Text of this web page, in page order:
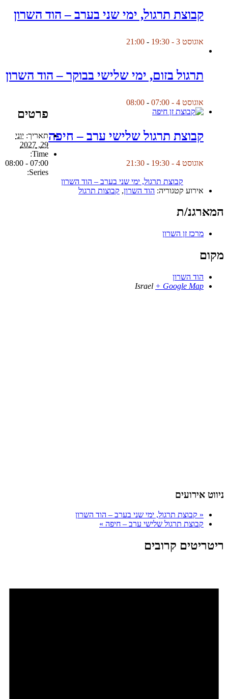
קבוצת תרגול, ימי שני בערב – הוד השרון
אוגוסט 3 - 19:30 -
21:00
תרגול בזום, ימי שלישי בבוקר – הוד השרון
אוגוסט 4 - 07:00 -
08:00
קבוצת תרגול שלישי ערב – חיפה
אוגוסט 4 - 19:30 -
21:30
פרטים
תאריך: יוני
29, 2027
Time:
07:00 - 08:00
Series:
קבוצת תרגול, ימי שני בערב – הוד השרון
אירוע קטגוריה: הוד השרון, קבוצות תרגול
המארגנ/ת
מרכז זן השרון
מקום
הוד השרון
Israel + Google Map
ניווט אירועים
« קבוצת תרגול, ימי שני בערב – הוד השרון
קבוצת תרגול שלישי ערב – חיפה »
ריטריטים קרובים